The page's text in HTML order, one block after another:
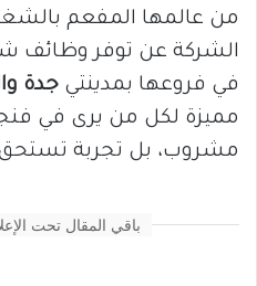
من عالمها المفعم
الشركة عن توفر وظائف
في فروعها بمدينتي جدة
مميزة لكل من يرى في
مشروب، بل تجربة تستحق
باقي المقال تحت